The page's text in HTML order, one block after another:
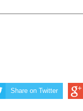
del maestro José
Share on Twitter